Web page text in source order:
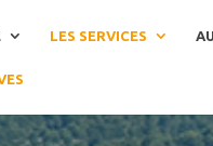
LES SERVICES